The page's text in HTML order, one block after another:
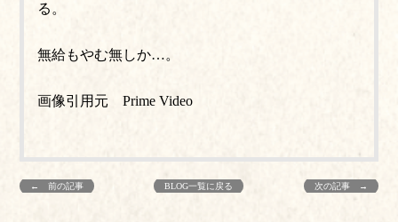
る。
無給もやむ無しか…。
画像引用元 Prime Video
← 前の記事 BLOG一覧に戻る 次の記事 →